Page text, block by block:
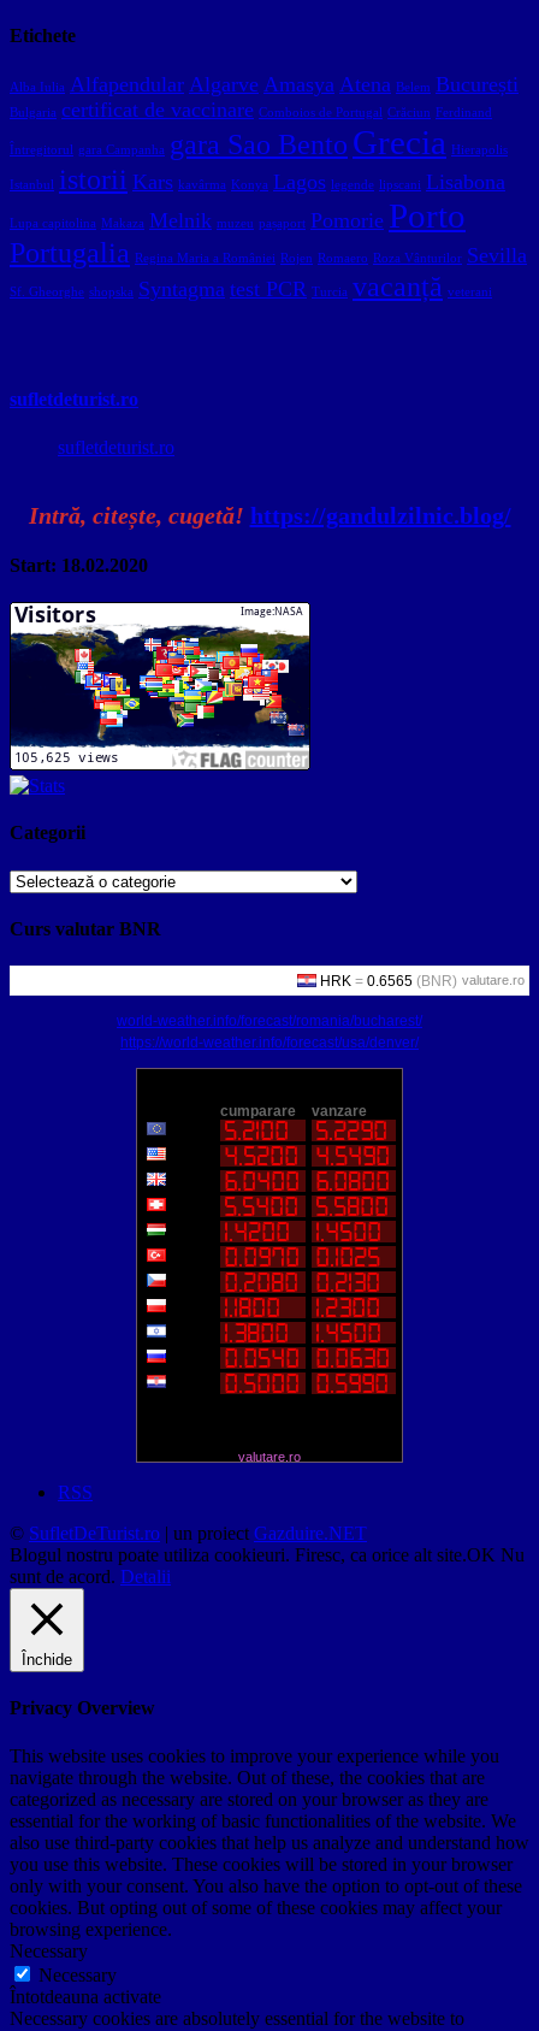
Etichete
Alba Iulia Alfapendular Algarve Amasya Atena Belem București
Bulgaria certificat de vaccinare Comboios de Portugal Crăciun Ferdinand
Întregitorul gara Campanha gara Sao Bento Grecia Hierapolis
Istanbul istorii Kars kavârma Konya Lagos legende lipscani Lisabona
Lupa capitolina Makaza Melnik muzeu pașaport Pomorie Porto
Portugalia Regina Maria a României Rojen Romaero Roza Vânturilor Sevilla
Sf. Gheorghe shopska Syntagma test PCR Turcia vacanță veterani
sufletdeturist.ro
sufletdeturist.ro
Intră, citește, cugetă! https://gandulzilnic.blog/
Start: 18.02.2020
Categorii
Categorii
Curs valutar BNR
valutare.ro
world-weather.info/forecast/romania/bucharest/
https://world-weather.info/forecast/usa/denver/
valutare.ro
RSS
© SufletDeTurist.ro | un proiect Gazduire.NET
Blogul nostru poate utiliza cookieuri. Firesc, ca orice alt site.OK Nu
sunt de acord. Detalii
Închide
Privacy Overview
This website uses cookies to improve your experience while you
navigate through the website. Out of these, the cookies that are
categorized as necessary are stored on your browser as they are
essential for the working of basic functionalities of the website. We
also use third-party cookies that help us analyze and understand how
you use this website. These cookies will be stored in your browser
only with your consent. You also have the option to opt-out of these
cookies. But opting out of some of these cookies may affect your
browsing experience.
Necessary
Necessary
Întotdeauna activate
Necessary cookies are absolutely essential for the website to